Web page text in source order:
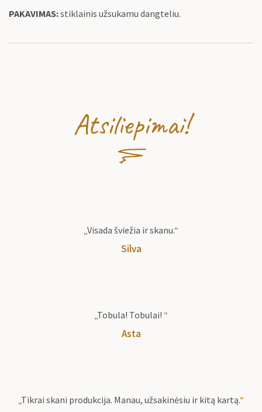
PAKAVIMAS:stiklainis užsukamu dangteliu.
Atsiliepimai!
„Visada šviežia ir skanu.“
Silva
„Tobula! Tobulai! “
Asta
„Tikrai skani produkcija. Manau, užsakinėsiu ir kitą kartą.“